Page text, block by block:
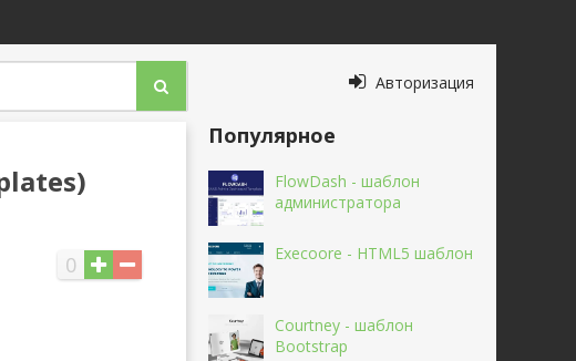
Авторизация
0
Популярное
FlowDash - шаблон
администратора
Execoore - HTML5 шаблон
Courtney - шаблон
Bootstrap